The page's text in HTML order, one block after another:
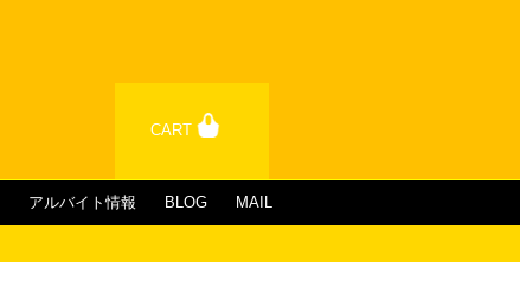
CART
アルバイト情報 BLOG MAIL